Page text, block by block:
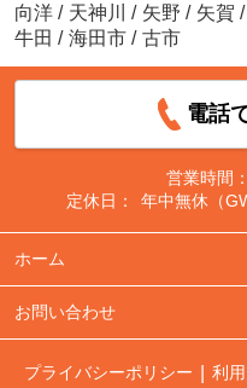
向洋 / 天神川 / 矢野 / 矢賀 /
牛田 / 海田市 / 古市
電話
営業時間：
定休日：
年中無休（
ホーム
お問い合わせ
プライバシーポリシー 利